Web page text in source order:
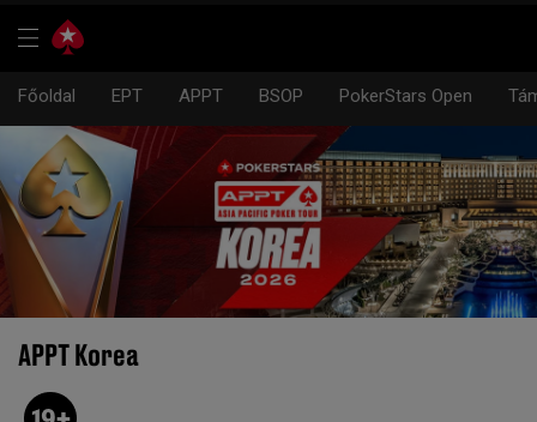
Főoldal EPT APPT BSOP PokerStars Open
APPT Korea